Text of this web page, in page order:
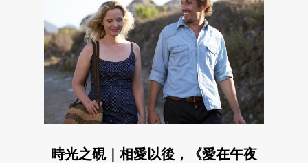
時光之硯｜相愛以後，《愛在午夜